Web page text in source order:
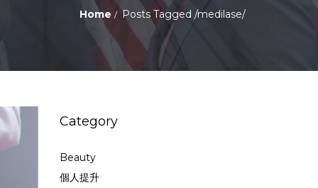
Home Posts Tagged /medilase/
Category
Beauty
個人提升